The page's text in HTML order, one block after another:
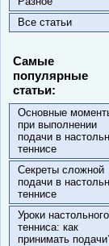
Все статьи
Самые
популярные
статьи:
Основные
при выполнении
подачи в
теннисе
Секреты сложной
подачи в
теннисе
Уроки настольного
тенниса: как
принимать